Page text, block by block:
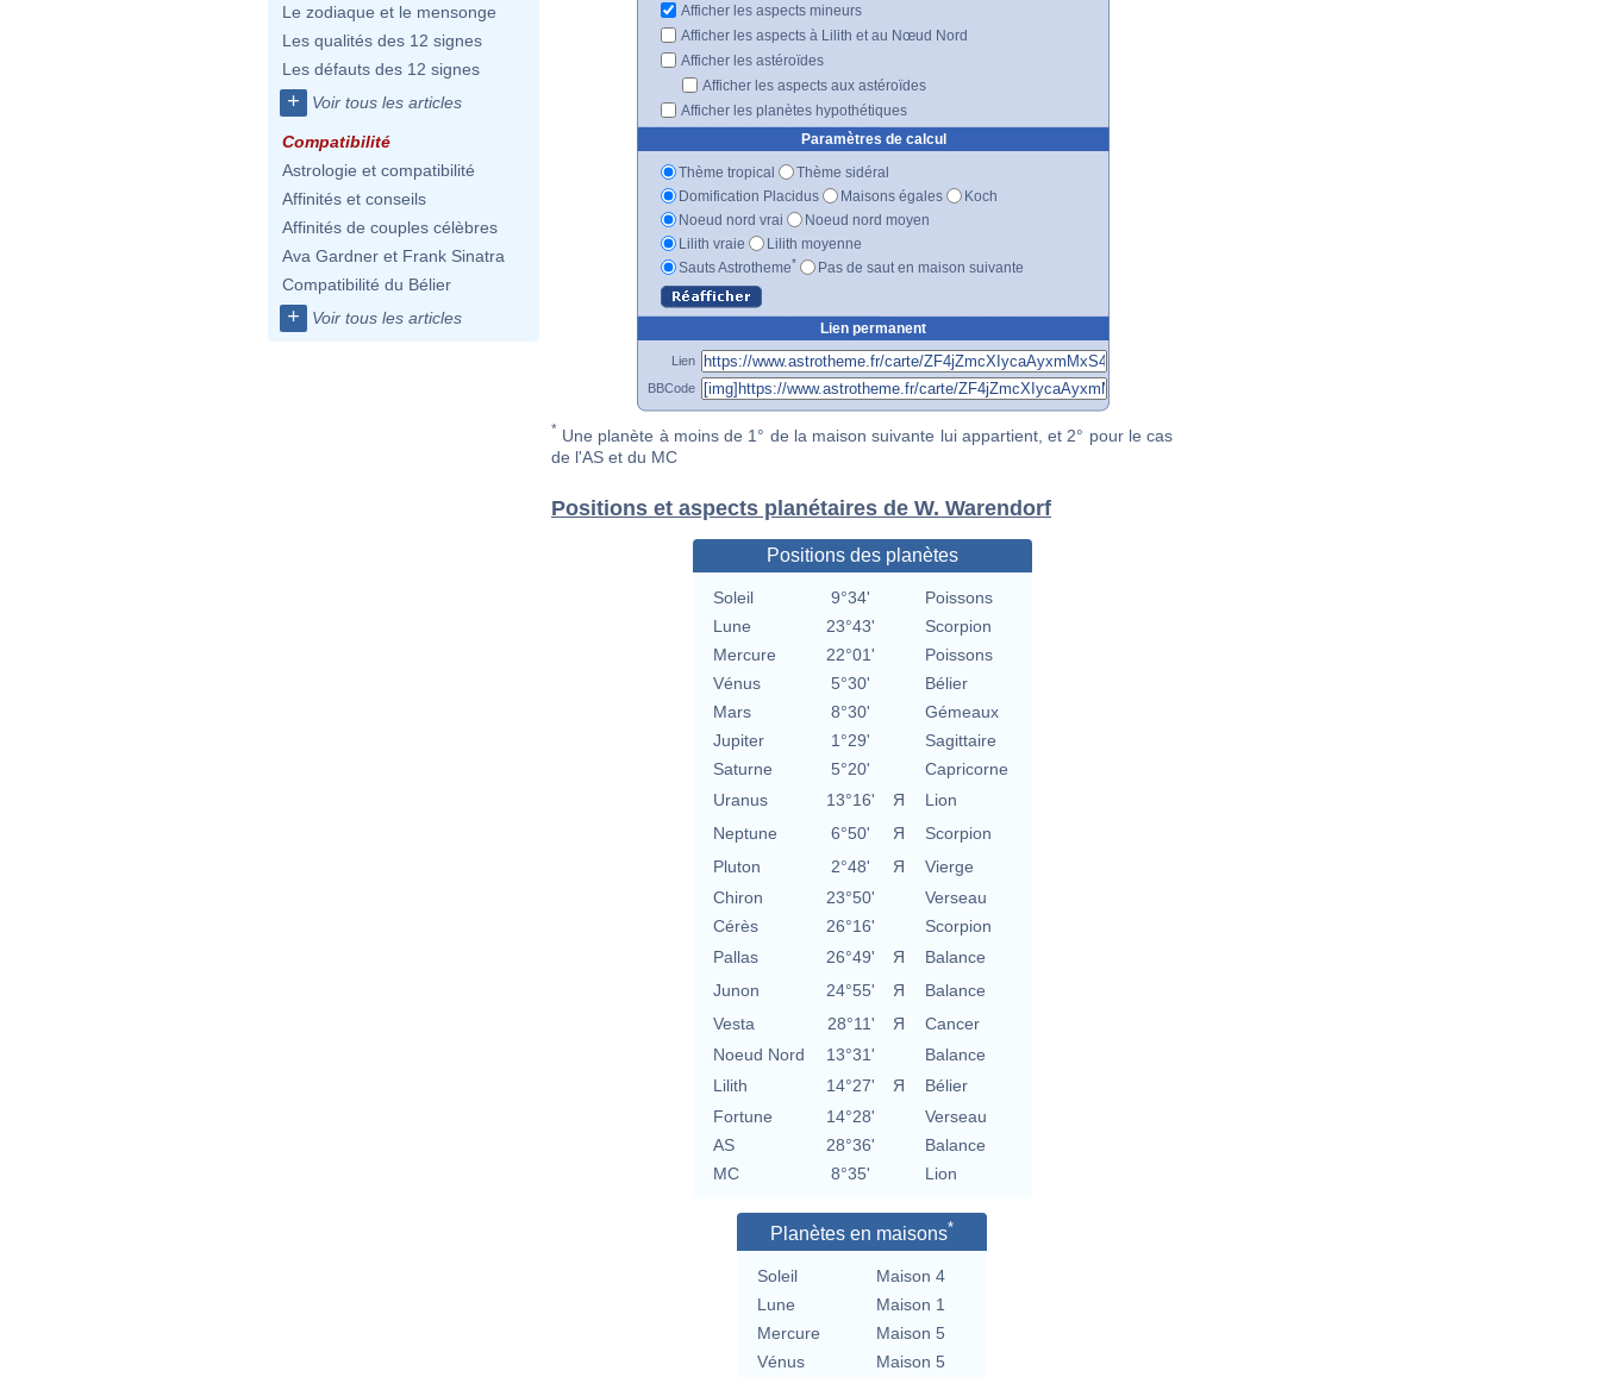
Le zodiaque et le mensonge
Les qualités des 12 signes
Les défauts des 12 signes
+ Voir tous les articles
Compatibilité
Astrologie et compatibilité
Affinités et conseils
Affinités de couples célèbres
Ava Gardner et Frank Sinatra
Compatibilité du Bélier
+ Voir tous les articles
Afficher les aspects mineurs
Afficher les aspects à Lilith et au Nœud Nord
Afficher les astéroïdes
Afficher les aspects aux astéroïdes
Afficher les planètes hypothétiques
Paramètres de calcul
Thème tropical
Thème sidéral
Domification Placidus
Maisons égales
Koch
Noeud nord vrai
Noeud nord moyen
Lilith vraie
Lilith moyenne
Sauts Astrotheme* Pas de saut en maison suivante
Lien permanent
Lien
BBCode
* Une planète à moins de 1° de la maison suivante lui appartient, et 2° pour le cas
de l'AS et du MC
Positions et aspects planétaires de W. Warendorf
Positions des planètes
Soleil 9°34'
Poissons
Lune
23°43'
Scorpion
Mercure
22°01'
Poissons
Vénus
5°30'
Bélier
Mars
8°30'
Gémeaux
Jupiter
1°29'
Sagittaire
Saturne
5°20'
Capricorne
Uranus
13°16' Я
Lion
Neptune
6°50' Я
Scorpion
Pluton
2°48' Я
Vierge
Chiron
23°50'
Verseau
Cérès
26°16'
Scorpion
Pallas
26°49' Я
Balance
Junon
24°55' Я
Balance
Vesta
28°11' Я
Cancer
Noeud Nord
13°31'
Balance
Lilith
14°27' Я
Bélier
Fortune
14°28'
Verseau
AS
28°36'
Balance
MC
8°35' Lion
Planètes en maisons*
Soleil
Maison 4
Lune
Maison 1
Mercure
Maison 5
Vénus
Maison 5